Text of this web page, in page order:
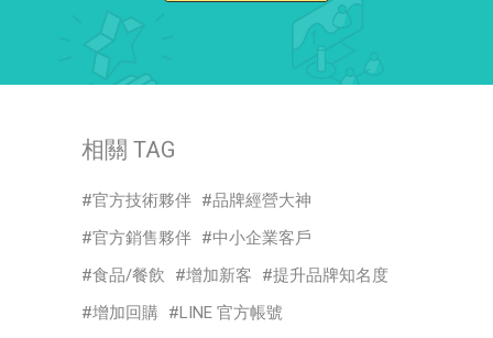
相關 TAG
官方技術夥伴
品牌經營大神
官方銷售夥伴
中小企業客戶
食品/餐飲
增加新客
提升品牌知名度
增加回購
LINE 官方帳號